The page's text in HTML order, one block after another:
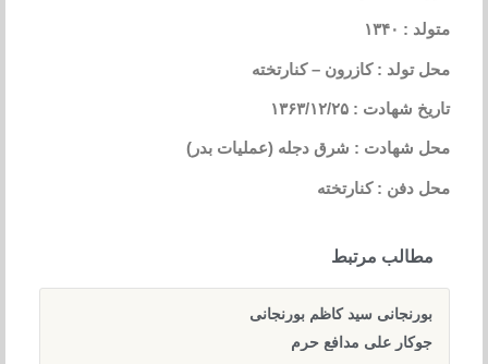
متولد : ۱۳۴۰
محل تولد : کازرون – کنارتخته
تاریخ شهادت : ۱۳۶۳/۱۲/۲۵
محل شهادت : شرق دجله (عملیات بدر)
محل دفن : کنارتخته
مطالب مرتبط
بورنجانی سید کاظم بورنجانی
جوکار علی مدافع حرم